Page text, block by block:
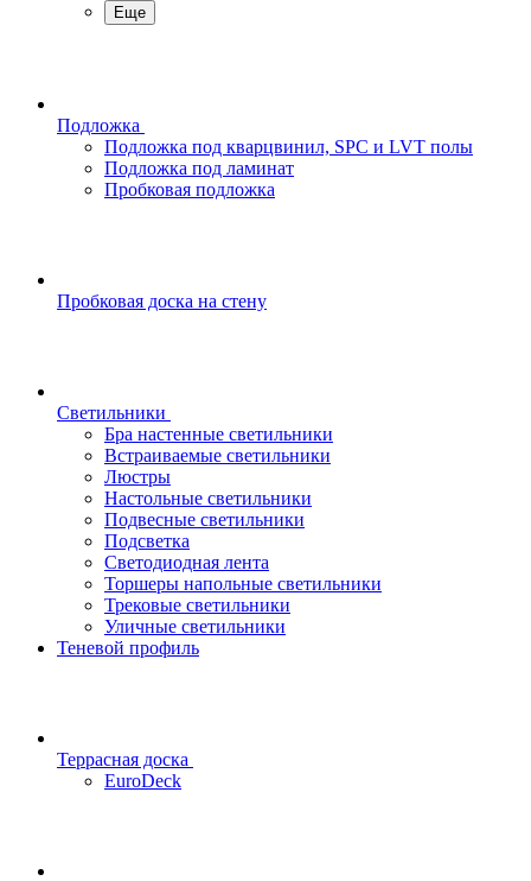
Еще
Подложка
Подложка под кварцвинил, SPC и LVT полы
Подложка под ламинат
Пробковая подложка
Пробковая доска на стену
Светильники
Бра настенные светильники
Встраиваемые светильники
Люстры
Настольные светильники
Подвесные светильники
Подсветка
Светодиодная лента
Торшеры напольные светильники
Трековые светильники
Уличные светильники
Теневой профиль
Террасная доска
EuroDeck